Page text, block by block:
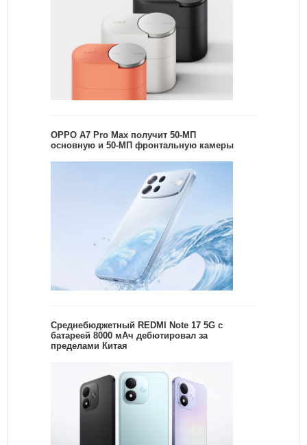
OPPO A7 Pro Max получит 50-МП
основную и 50-МП фронтальную камеры
Среднебюджетный REDMI Note 17 5G с
батареей 8000 мАч дебютировал за
пределами Китая